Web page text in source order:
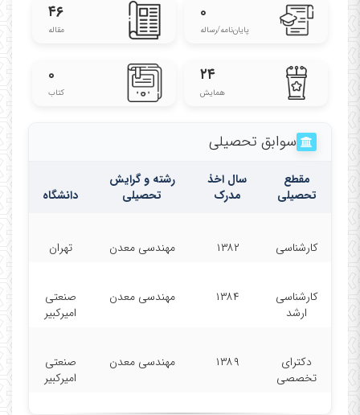
۰
پایان‌نامه‌/رساله
۴۶
مقاله
۲۴
همایش
۰
کتاب
سوابق تحصیلی
مقطع
تحصیلی
سال اخذ
مدرک
رشته و گرایش
تحصیلی
دانشگاه
کارشناسی ۱۳۸۲ مهندسی معدن تهران
کارشناسی
ارشد
۱۳۸۴ مهندسی معدن
صنعتی
امیرکبیر
دکترای
تخصصی
۱۳۸۹ مهندسی معدن
صنعتی
امیرکبیر